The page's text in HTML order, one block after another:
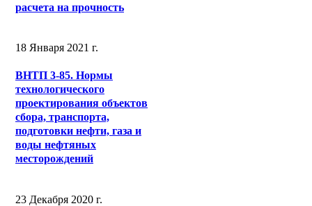
расчета на прочность
18 Января 2021 г.
ВНТП 3-85. Нормы
технологического
проектирования объектов
сбора, транспорта,
подготовки нефти, газа и
воды нефтяных
месторождений
23 Декабря 2020 г.